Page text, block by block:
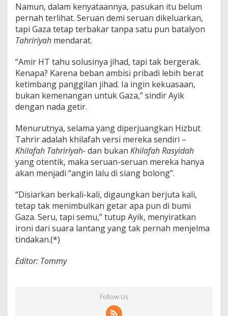
Namun, dalam kenyataannya, pasukan itu belum
pernah terlihat. Seruan demi seruan dikeluarkan,
tapi Gaza tetap terbakar tanpa satu pun batalyon
Tahririyah mendarat.
“Amir HT tahu solusinya jihad, tapi tak bergerak.
Kenapa? Karena beban ambisi pribadi lebih berat
ketimbang panggilan jihad. Ia ingin kekuasaan,
bukan kemenangan untuk Gaza,” sindir Ayik
dengan nada getir.
Menurutnya, selama yang diperjuangkan Hizbut
Tahrir adalah khilafah versi mereka sendiri –
Khilafah Tahririyah-dan bukan Khilafah Rasyidah
yang otentik, maka seruan-seruan mereka hanya
akan menjadi “angin lalu di siang bolong”.
“Disiarkan berkali-kali, digaungkan berjuta kali,
tetap tak menimbulkan getar apa pun di bumi
Gaza. Seru, tapi semu,” tutup Ayik, menyiratkan
ironi dari suara lantang yang tak pernah menjelma
tindakan.(*)
Editor: Tommy
Follow Us